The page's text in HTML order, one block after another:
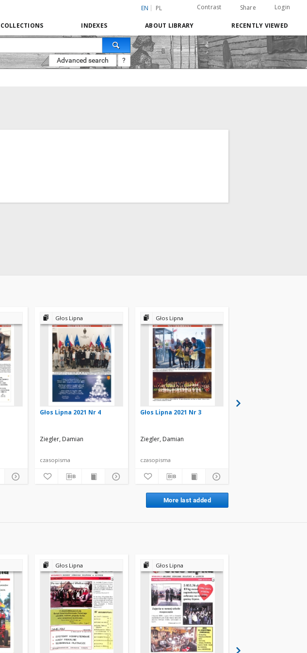
EN PL Contrast Share Login
COLLECTIONS INDEXES ABOUT LIBRARY RECENTLY VIEWED
Advanced search ?
Głos Lipna
Głos Lipna 2021 Nr 4
Ziegler, Damian
czasopisma
Głos Lipna
Głos Lipna 2021 Nr 3
Ziegler, Damian
czasopisma
More last added
Głos Lipna Głos Lipna